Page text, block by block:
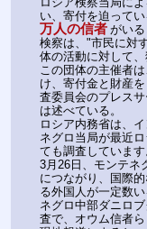
い、寄付を迫ってい
万人の信者 がいる
検察は、"市民に対
体の活動に対して、
この団体の主催者
け、寄付金と財産
査委員会のプレス
は述べている。
ロシア内務省は、
ネグロ当局が最近
ても調査しています
3月26日、モンテネ
につながり、国際
る外国人が一定数
ネグロ中部ダニロ
査で、オウム信者